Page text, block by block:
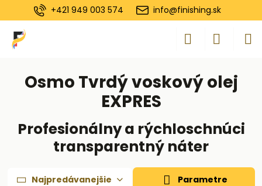
+421 949 003 574 info@finishing.sk
Osmo Tvrdý voskový olej
EXPRES
Profesionálny a rýchloschnúci
transparentný náter
Najpredávanejšie Parametre